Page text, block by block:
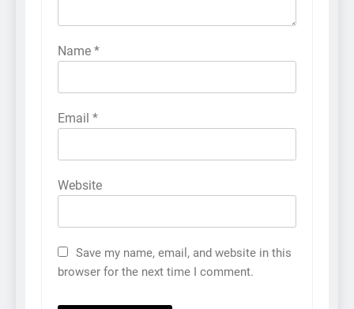
Name *
Email *
Website
Save my name, email, and website in this
browser for the next time I comment.